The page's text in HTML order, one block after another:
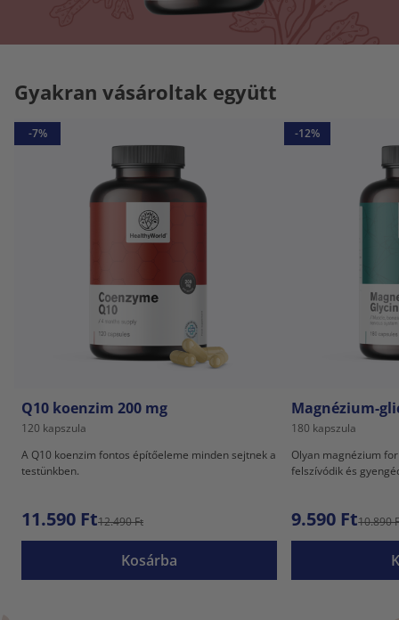
Gyakran vásároltak együtt
-7%
Q10 koenzim 200 mg
120 kapszula
A Q10 koenzim fontos építőeleme minden sejtnek a
testünkben.
11.590 Ft12.490 Ft
Kosárba
-12%
Magnézium-
180 kapszula
Olyan magnézium
felszívódik és
9.590 Ft10.890